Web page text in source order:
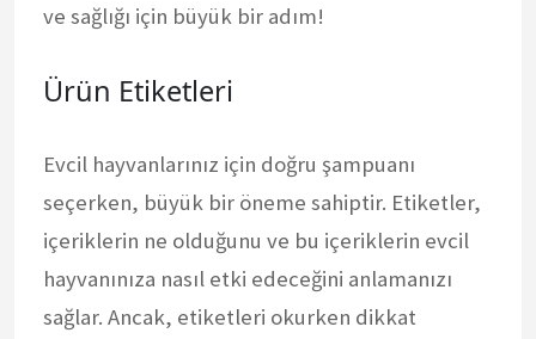
ve sağlığı için büyük bir adım!
Ürün Etiketleri
Evcil hayvanlarınız için doğru şampuanı
seçerken, büyük bir öneme sahiptir. Etiketler,
içeriklerin ne olduğunu ve bu içeriklerin evcil
hayvanınıza nasıl etki edeceğini anlamanızı
sağlar. Ancak, etiketleri okurken dikkat